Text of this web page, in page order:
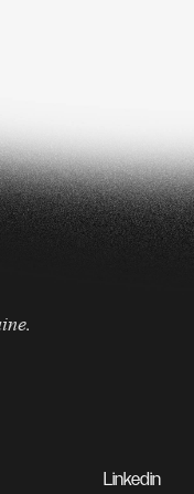
.
Linkedin